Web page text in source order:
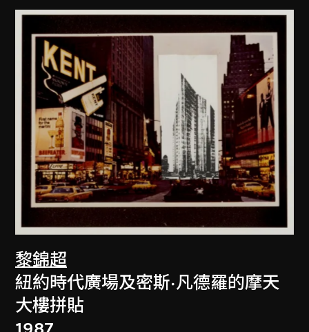
黎錦超
紐約時代廣場及密斯·凡德羅的摩天
大樓拼貼